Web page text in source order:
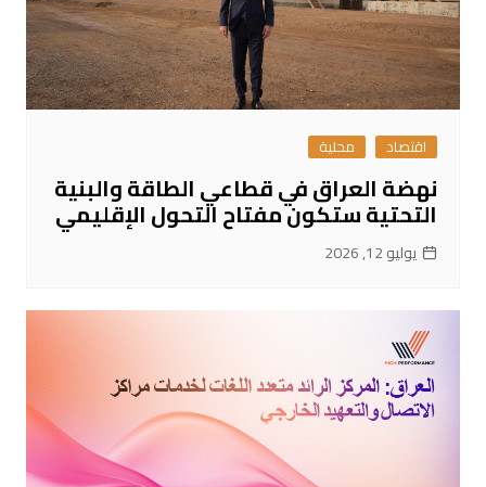
اقتصاد محلية
نهضة العراق في قطاعي الطاقة والبنية
التحتية ستكون مفتاح التحول الإقليمي
يوليو 12, 2026